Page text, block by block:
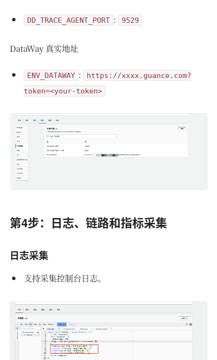
DD_TRACE_AGENT_PORT : 9529
DataWay 真实地址
ENV_DATAWAY :
https://xxxx.guance.com?
token=<your-token>
第4步：日志、链路和指标采集
日志采集
支持采集控制台日志。